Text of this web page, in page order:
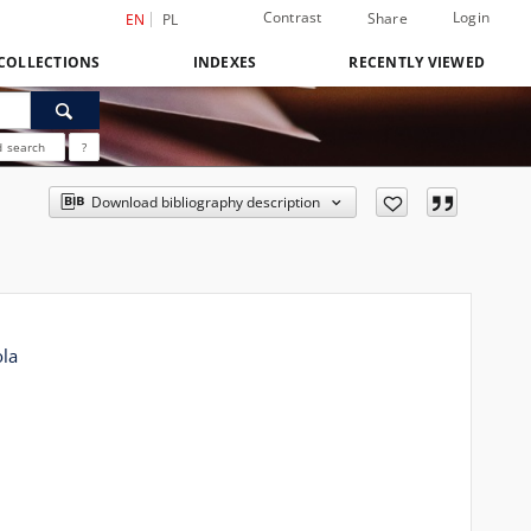
EN PL Contrast Share Login
INDEXES RECENTLY VIEWED
search ?
Download bibliography description